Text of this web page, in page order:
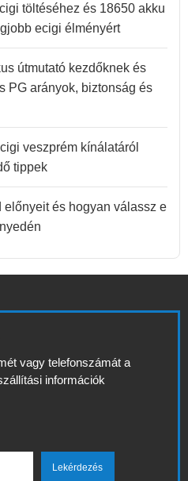
töltéséhez és 18650 akku
ecigi élményért
útmutató kezdőknek és
PG arányok, biztonság és
veszprém kínálatáról
tippek
előnyeit és hogyan válassz e
vagy telefonszámát a
információk